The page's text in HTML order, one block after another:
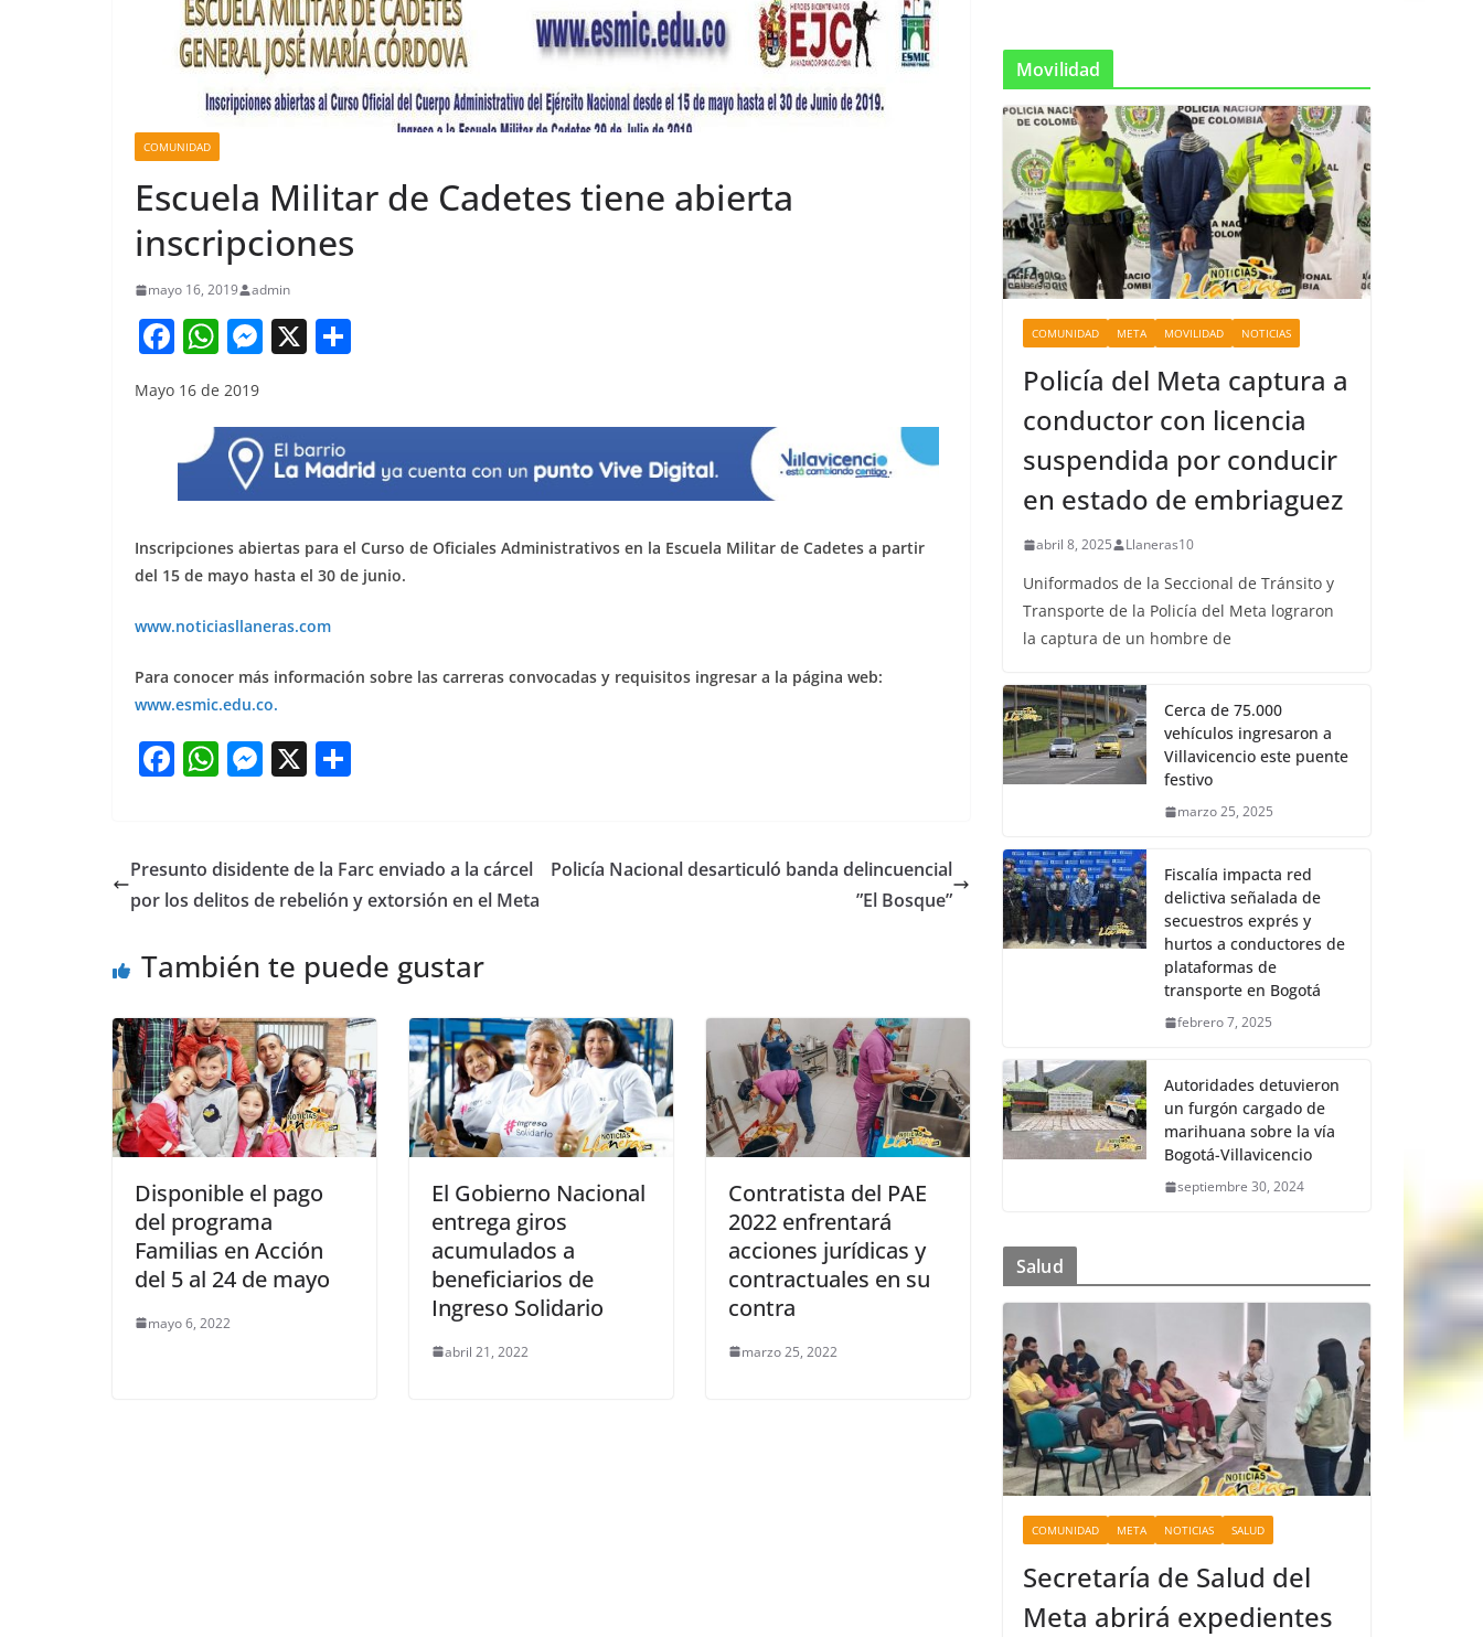
COMUNIDAD
Escuela Militar de Cadetes tiene abierta
inscripciones
mayo 16, 2019 admin
F
c
b
o
o
k
W
at
s
A
p
p
M
e
n
g
er
X
e
Mayo 16 de 2019
Inscripciones abiertas para el Curso de Oficiales Administrativos en la Escuela Militar de Cadetes a partir
del 15 de mayo hasta el 30 de junio.
www.noticiasllaneras.com
Para conocer más información sobre las carreras convocadas y requisitos ingresar a la página web:
www.esmic.edu.co.
F
e
b
o
k
W
s
A
p
M
e
n
er
X
e
Presunto disidente de la Farc enviado a la cárcel
por los delitos de rebelión y extorsión en el Meta
Policía Nacional desarticuló banda delincuencial
”El Bosque”
También te puede gustar
Disponible el pago
del programa
Familias en Acción
del 5 al 24 de mayo
mayo 6, 2022
El Gobierno Nacional
entrega giros
acumulados a
beneficiarios de
Ingreso Solidario
abril 21, 2022
Contratista del PAE
2022 enfrentará
acciones jurídicas y
contractuales en su
contra
marzo 25, 2022
Movilidad
COMUNIDAD META MOVILIDAD NOTICIAS
Policía del Meta captura a
conductor con licencia
suspendida por conducir
en estado de embriaguez
abril 8, 2025 Llaneras10
Uniformados de la Seccional de Tránsito y
Transporte de la Policía del Meta lograron
la captura de un hombre de
Cerca de 75.000
vehículos ingresaron a
Villavicencio este puente
festivo
marzo 25, 2025
Fiscalía impacta red
delictiva señalada de
secuestros exprés y
hurtos a conductores de
plataformas de
transporte en Bogotá
febrero 7, 2025
Autoridades detuvieron
un furgón cargado de
marihuana sobre la vía
Bogotá-Villavicencio
septiembre 30, 2024
Salud
COMUNIDAD META NOTICIAS SALUD
Secretaría de Salud del
Meta abrirá expedientes